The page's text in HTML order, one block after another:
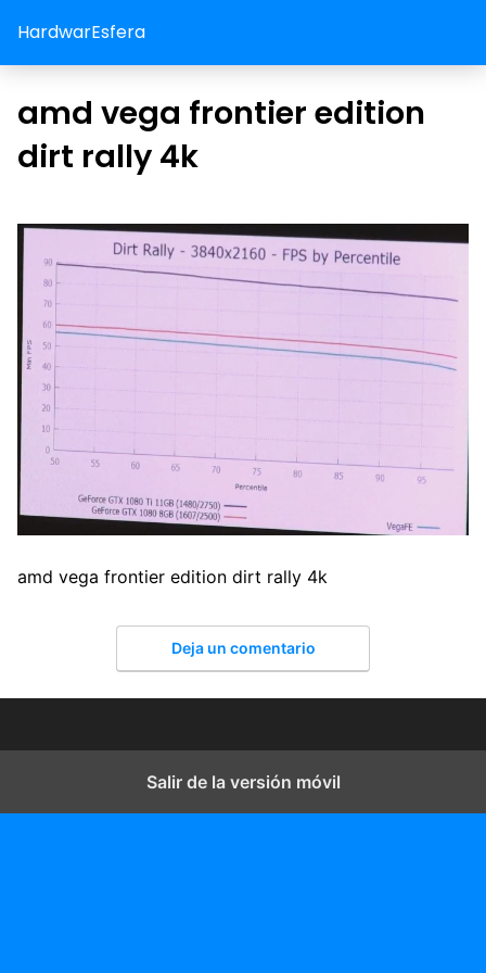
HardwarEsfera
amd vega frontier edition
dirt rally 4k
amd vega frontier edition dirt rally 4k
Deja un comentario
Salir de la versión móvil